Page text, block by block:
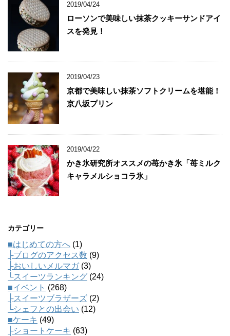
2019/04/24
ローソンで美味しい抹茶クッキーサンドアイ
スを発見！
2019/04/23
京都で美味しい抹茶ソフトクリームを堪能！
京八坂プリン
2019/04/22
かき氷研究所オススメの苺かき氷「苺ミルク
キャラメルショコラ氷」
カテゴリー
■はじめての方へ (1)
├ブログのアクセス数 (9)
├おいしいメルマガ(3)
└スイーツランキング (24)
■イベント (268)
├スイーツブラザーズ (2)
└シェフとの出会い (12)
■ケーキ (49)
├ショートケーキ (63)